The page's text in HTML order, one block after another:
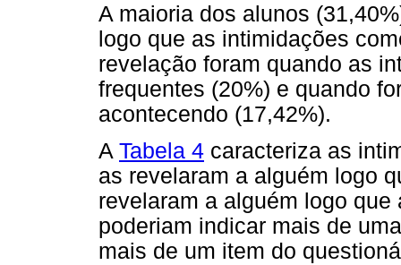
A maioria dos alunos
logo que as intimidações
revelação foram quando as
frequentes (20%) e quando
acontecendo (17,42%).
A Tabela 4 caracteriza as
as revelaram a alguém logo
revelaram a alguém logo
poderiam indicar mais de
mais de um item do